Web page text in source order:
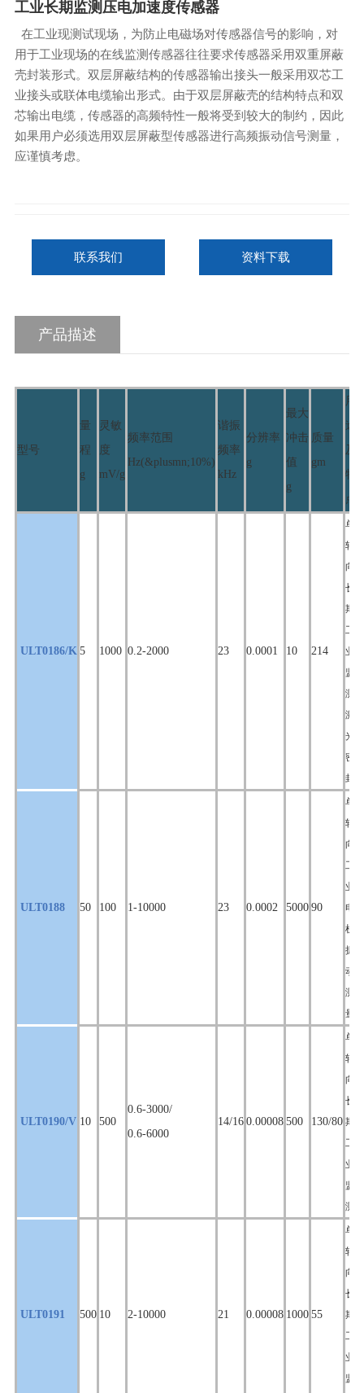
工业长期监测压电加速度传感器
在工业现测试现场，为防止电磁场对传感器信号的影响，对
用于工业现场的在线监测传感器往往要求传感器采用双重屏蔽
壳封装形式。双层屏蔽结构的传感器输出接头一般采用双芯工
业接头或联体电缆输出形式。由于双层屏蔽壳的结构特点和双
芯输出电缆，传感器的高频特性一般将受到较大的制约，因此
如果用户必须选用双层屏蔽型传感器进行高频振动信号测量，
应谨慎考虑。
联系我们 资料下载
产品描述
型号
量
程
g
灵敏
度
mV/g
频率范围
Hz(&plusmn;10%)
谐振
频率
kHz
分辨率
g
最大
冲击
值
g
质量
gm
用
途
及
特
点
ULT0186/K 5 1000 0.2-2000 23 0.0001 10 214
单
轴
向,
长
期
工
业
监
测,
激
光
密
封
ULT0188 50 100 1-10000 23 0.0002 5000 90
单
轴
向,
工
业
电
机
振
动
测
量
ULT0190/V 10 500
0.6-3000/
0.6-6000
14/16 0.00008 500 130/80
单
轴
向,
长
期
工
业
监
测
ULT0191 500 10 2-10000 21 0.00008 1000 55
单
轴
向,
长
期
工
业
监